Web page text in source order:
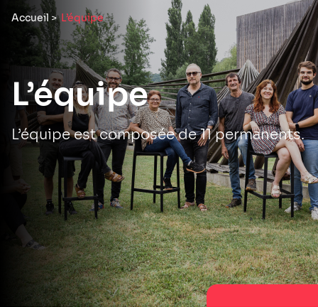
Accueil > L’équipe
L’équipe
L’équipe est composée de 11 permanents.